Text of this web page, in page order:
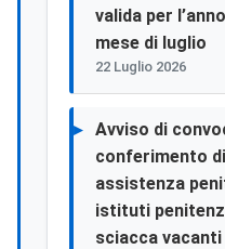
valida per
mese di luglio
22 Luglio 2026
Avviso di
conferimento
assistenza
istituti
sciacca